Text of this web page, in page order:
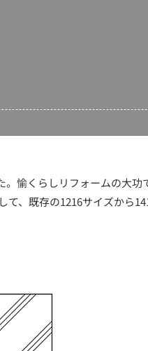
愉くらしリフォームの大
、既存の1216サイズから